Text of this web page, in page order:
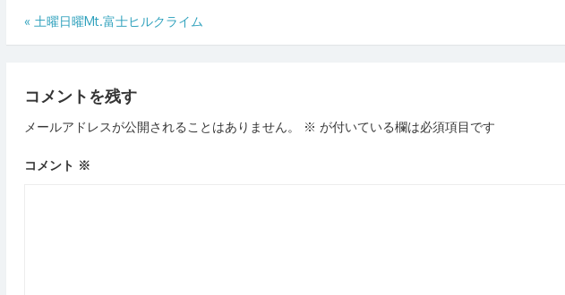
投
稿
ビ
ゲ
ー
« 土曜日曜Mt.富士ヒルクライム
コメントを残す
メールアドレスが公開されることはありません。 ※ が付いている欄は必須項目です
コメント ※